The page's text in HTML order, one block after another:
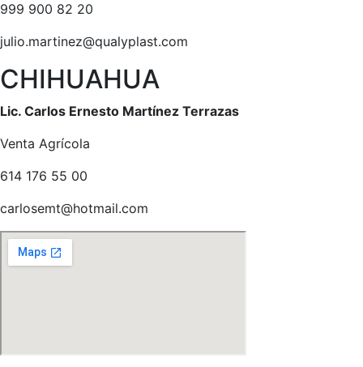
999 900 82 20
julio.martinez@qualyplast.com
CHIHUAHUA
Lic. Carlos Ernesto Martínez Terrazas
Venta Agrícola
614 176 55 00
carlosemt@hotmail.com